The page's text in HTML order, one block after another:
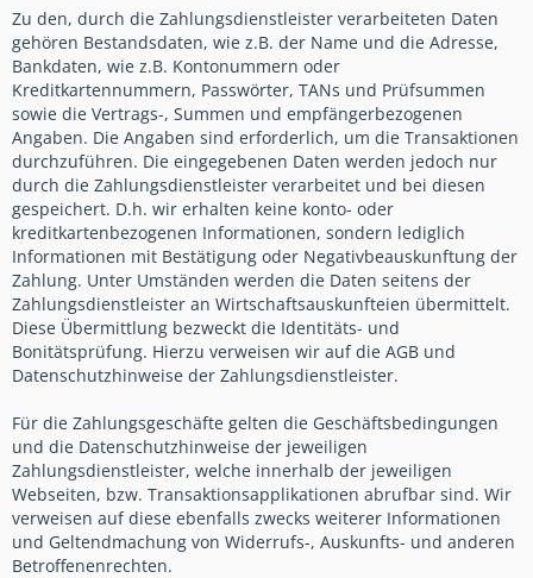
Zu den, durch die Zahlungsdienstleister verarbeiteten Daten
gehören Bestandsdaten, wie z.B. der Name und die Adresse,
Bankdaten, wie z.B. Kontonummern oder
Kreditkartennummern, Passwörter, TANs und Prüfsummen
sowie die Vertrags-, Summen und empfängerbezogenen
Angaben. Die Angaben sind erforderlich, um die Transaktionen
durchzuführen. Die eingegebenen Daten werden jedoch nur
durch die Zahlungsdienstleister verarbeitet und bei diesen
gespeichert. D.h. wir erhalten keine konto- oder
kreditkartenbezogenen Informationen, sondern lediglich
Informationen mit Bestätigung oder Negativbeauskunftung der
Zahlung. Unter Umständen werden die Daten seitens der
Zahlungsdienstleister an Wirtschaftsauskunfteien übermittelt.
Diese Übermittlung bezweckt die Identitäts- und
Bonitätsprüfung. Hierzu verweisen wir auf die AGB und
Datenschutzhinweise der Zahlungsdienstleister.
Für die Zahlungsgeschäfte gelten die Geschäftsbedingungen
und die Datenschutzhinweise der jeweiligen
Zahlungsdienstleister, welche innerhalb der jeweiligen
Webseiten, bzw. Transaktionsapplikationen abrufbar sind. Wir
verweisen auf diese ebenfalls zwecks weiterer Informationen
und Geltendmachung von Widerrufs-, Auskunfts- und anderen
Betroffenenrechten.